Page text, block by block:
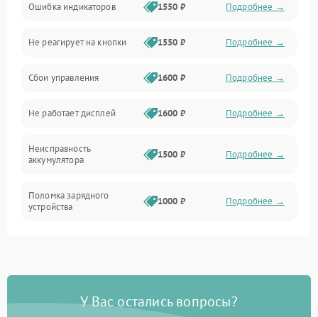
Аккумулятор
Работа системы
Всасывание
Засор
Привод
Электронные компоненты
Ошибка индикаторов 1550 ₽ Подробнее →
Не реагирует на кнопки 1550 ₽ Подробнее →
Сбои управления 1600 ₽ Подробнее →
Не работает дисплей 1600 ₽ Подробнее →
Неисправность
аккумулятора
1500 ₽ Подробнее →
Поломка зарядного
устройства
1000 ₽ Подробнее →
Поломка кнопки
У Вас остались вопросы?